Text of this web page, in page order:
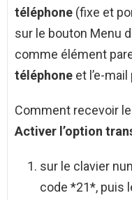
téléphone (fixe et
sur le bouton Menu
comme élément
téléphone et l’e-
Comment recevoir
Activer l’option
sur le clavier
code *21*, puis